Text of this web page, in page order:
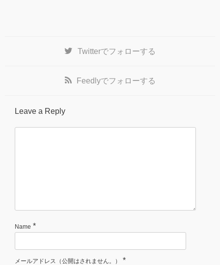
Twitterでフォローする
Feedlyでフォローする
Leave a Reply
Name *
メールアドレス（公開はされません。） *